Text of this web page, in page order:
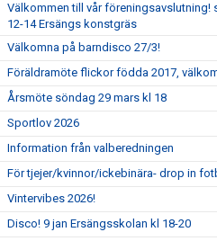
Välkommen till vår föreningsavslutning!
12-14 Ersängs konstgräs
Välkomna på barndisco 27/3!
Föräldramöte flickor födda 2017,
Årsmöte söndag 29 mars kl 18
Sportlov 2026
Information från valberedningen
För tjejer/kvinnor/ickebinära- drop in
Vintervibes 2026!
Disco! 9 jan Ersängsskolan kl 18-20